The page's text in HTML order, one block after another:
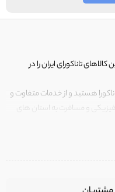
تاناکورای ایران را در
هستید و از خدمات متفاوت و
و مسافرت به استان های
ارزش خرید بالایی هستند.